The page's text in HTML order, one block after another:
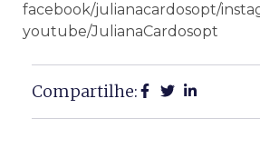
facebook/julianacardosopt/
youtube/JulianaCardosopt
Compartilhe: